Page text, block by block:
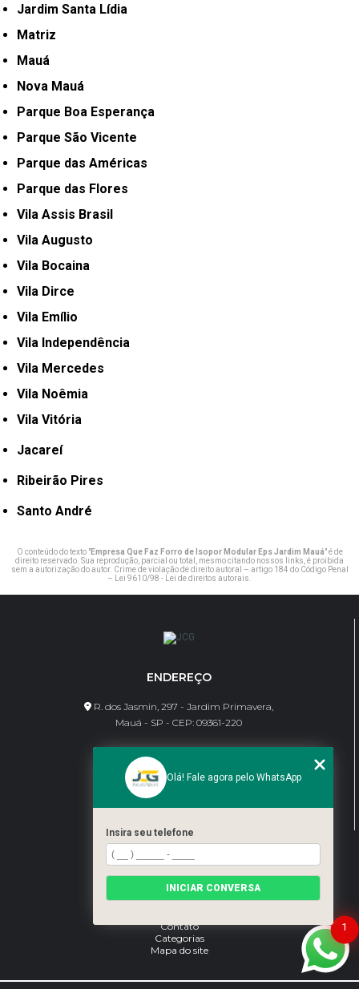
Jardim Santa Lídia
Matriz
Mauá
Nova Mauá
Parque Boa Esperança
Parque São Vicente
Parque das Américas
Parque das Flores
Vila Assis Brasil
Vila Augusto
Vila Bocaina
Vila Dirce
Vila Emílio
Vila Independência
Vila Mercedes
Vila Noêmia
Vila Vitória
Jacareí
Ribeirão Pires
Santo André
O conteúdo do texto "Empresa Que Faz Forro de Isopor Modular Eps Jardim Mauá" é de
direito reservado. Sua reprodução, parcial ou total, mesmo citando nossos links, é proibida
sem a autorização do autor. Crime de violação de direito autoral – artigo 184 do Código Penal
–
Lei 9610/98 - Lei de direitos autorais
ENDEREÇO
R. dos Jasmin, 297 - Jardim Primavera,
Mauá - SP - CEP: 09361-220
CONTATO
(11) 95462-8630
bene@jcgdivisorias.com
Home
Sobre Nós
Serviços
Contato
Categorias
Mapa do site
1
Olá! Fale agora pelo WhatsApp
Insira seu telefone
INICIAR CONVERSA